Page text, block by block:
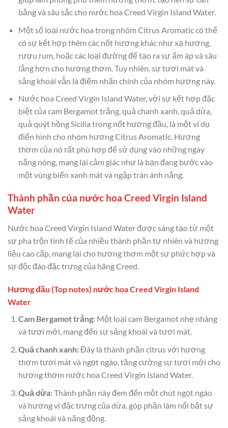
bằng và sâu sắc cho nước hoa Creed Virgin Island Water.
Một số loại nước hoa trong nhóm Citrus Aromatic có thể
có sự kết hợp thêm các nốt hương khác như xạ hương,
rượu rum, hoặc các loại đường để tạo ra sự ấm áp và sâu
lắng hơn cho hương thơm. Tuy nhiên, sự tươi mát và
sảng khoái vẫn là điểm nhấn chính của nhóm hương này.
Nước hoa Creed Virgin Island Water, với sự kết hợp đặc
biệt của cam Bergamot trắng, quả chanh xanh, quả dừa,
quả quýt hồng Sicilia trong nốt hương đầu, là một ví dụ
điển hình cho nhóm hương Citrus Aromatic. Hương
thơm của nó rất phù hợp để sử dụng vào những ngày
nắng nóng, mang lại cảm giác như là bạn đang bước vào
một vùng biển xanh mát và ngập tràn ánh nắng.
Thành phần của nước hoa Creed Virgin Island
Water
Nước hoa Creed Virgin Island Water được sáng tạo từ một
sự pha trộn tinh tế của nhiều thành phần tự nhiên và hương
liệu cao cấp, mang lại cho hương thơm một sự phức hợp và
sự độc đáo đặc trưng của hãng Creed.
Hương đầu (Top notes) nước hoa Creed Virgin Island
Water
Cam Bergamot trắng:Một loại cam Bergamot nhẹ nhàng
và tươi mới, mang đến sự sảng khoái và tươi mát.
Quả chanh xanh:Đây là thành phần citrus với hương
thơm tươi mát và ngọt ngào, tăng cường sự tươi mới cho
hương thơm nước hoa Creed Virgin Island Water.
Quả dừa:Thành phần này đem đến một chút ngọt ngào
và hương vị đặc trưng của dừa, góp phần làm nổi bật sự
sảng khoái và năng động.